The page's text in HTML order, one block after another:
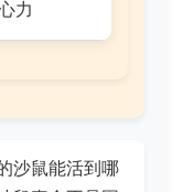
力
沙鼠能活到哪